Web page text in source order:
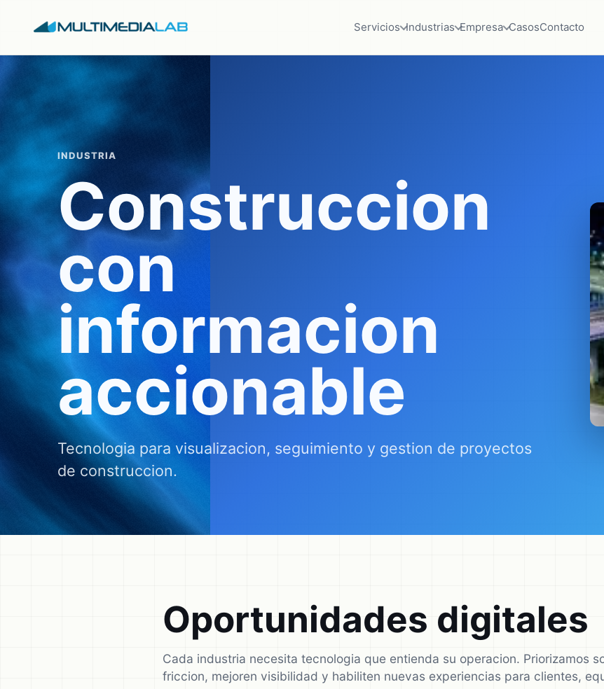
Servicios Industrias Empresa CasosContacto
INDUSTRIA
Construccion
con
informacion
accionable
Tecnologia para visualizacion, seguimiento y gestion de proyectos
de construccion.
Oportunidades digitales
Cada industria necesita tecnologia que entienda su operacion. Priorizamos
friccion, mejoren visibilidad y habiliten nuevas experiencias para clientes,